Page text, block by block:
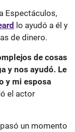
Espectáculos,
lo ayudó a él y
de dinero.
de cosas
y nos ayudó. Le
y mi esposa
el actor
un momento